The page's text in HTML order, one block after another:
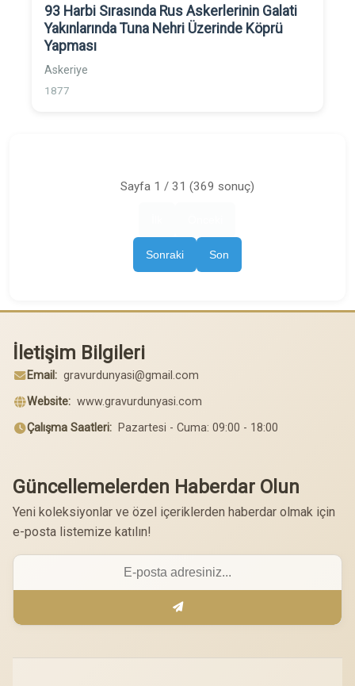
93 Harbi Sırasında Rus Askerlerinin Galati
Yakınlarında Tuna Nehri Üzerinde Köprü
Yapması
Askeriye
1877
Sayfa 1 / 31 (369 sonuç)
Sonraki Son
İletişim Bilgileri
Email: gravurdunyasi@gmail.com
Website: www.gravurdunyasi.com
Çalışma Saatleri: Pazartesi - Cuma: 09:00 - 18:00
Güncellemelerden Haberdar Olun
Yeni koleksiyonlar ve özel içeriklerden haberdar olmak için
e-posta listemize katılın!